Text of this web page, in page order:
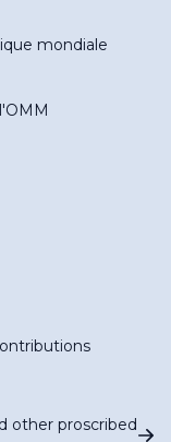
mondiale
other proscribed